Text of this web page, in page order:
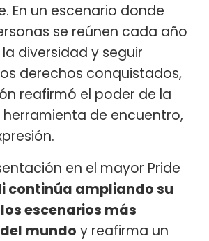
En un escenario donde
se reúnen cada año
diversidad y seguir
derechos conquistados,
reafirmó el poder de la
de encuentro,
en el mayor Pride
continúa ampliando su
escenarios más
mundo y reafirma un